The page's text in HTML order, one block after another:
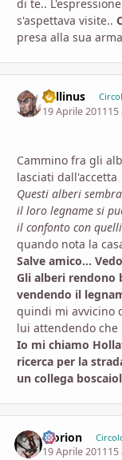
di te..
s'aspettava visite..
presa alla sua
Lollinus
19 Aprile 201115
Cammino fra gli
lasciati dall'accetta
Questi alberi
il loro legname si
il confonto con
quando nota la
Salve amico...
Gli alberi rendono
vendendo il
quindi mi avvicino
lui attendendo
Io mi chiamo
ricerca per la
un collega
Morion
19 Aprile 201115